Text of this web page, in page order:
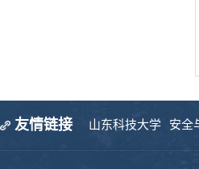
友情链接 山东科技大学 安全